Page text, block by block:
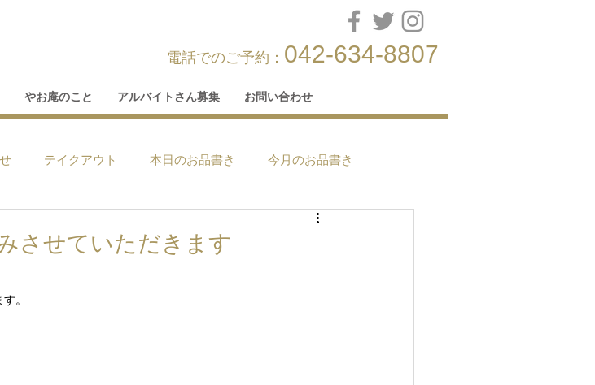
電話でのご予約： 042-634-8807
やお庵のこと アルバイトさん募集 お問い合わせ
テイクアウト 本日のお品書き 今月のお品書き
させていただきます
。